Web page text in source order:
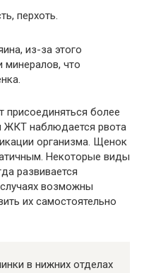
перхоть.
из-за этого
минералов, что
присоединяться более
наблюдается рвота
организма. Щенок
Некоторые виды
развивается
возможны
их самостоятельно
в нижних отделах